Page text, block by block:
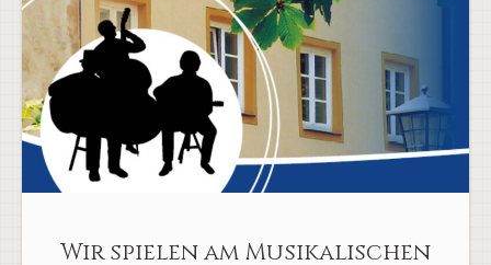
Wir spielen am Musikalischen